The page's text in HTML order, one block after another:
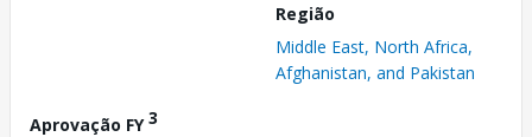
Região
Middle East, North Africa,
Afghanistan, and Pakistan
Aprovação FY3